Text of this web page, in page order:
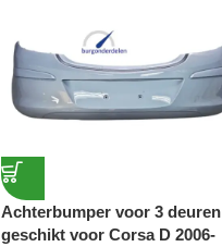
Achterbumper voor 3 deuren
geschikt voor Corsa D 2006-